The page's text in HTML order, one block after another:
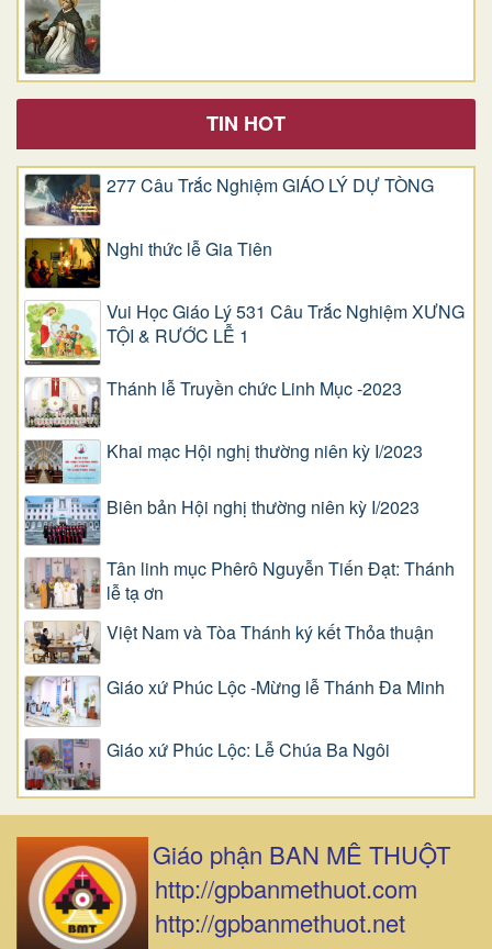
TIN HOT
277 Câu Trắc Nghiệm GIÁO LÝ DỰ TÒNG
Nghi thức lễ Gia Tiên
Vui Học Giáo Lý 531 Câu Trắc Nghiệm XƯNG
TỘI & RƯỚC LỄ 1
Thánh lễ Truyền chức Linh Mục -2023
Khai mạc Hội nghị thường niên kỳ I/2023
Biên bản Hội nghị thường niên kỳ I/2023
Tân linh mục Phêrô Nguyễn Tiến Đạt: Thánh
lễ tạ ơn
Việt Nam và Tòa Thánh ký kết Thỏa thuận
Giáo xứ Phúc Lộc -Mừng lễ Thánh Đa Minh
Giáo xứ Phúc Lộc: Lễ Chúa Ba Ngôi
Giáo phận BAN MÊ THUỘT
http://gpbanmethuot.com
http://gpbanmethuot.net